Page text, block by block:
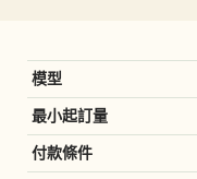
模型
最小起訂量
付款條件